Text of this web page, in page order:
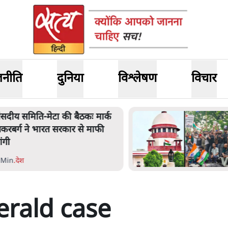
दुनिया विश्लेषण विचार
समिति-मेटा की बैठकः मार्क
ने भारत सरकार से माफी
.देश
case